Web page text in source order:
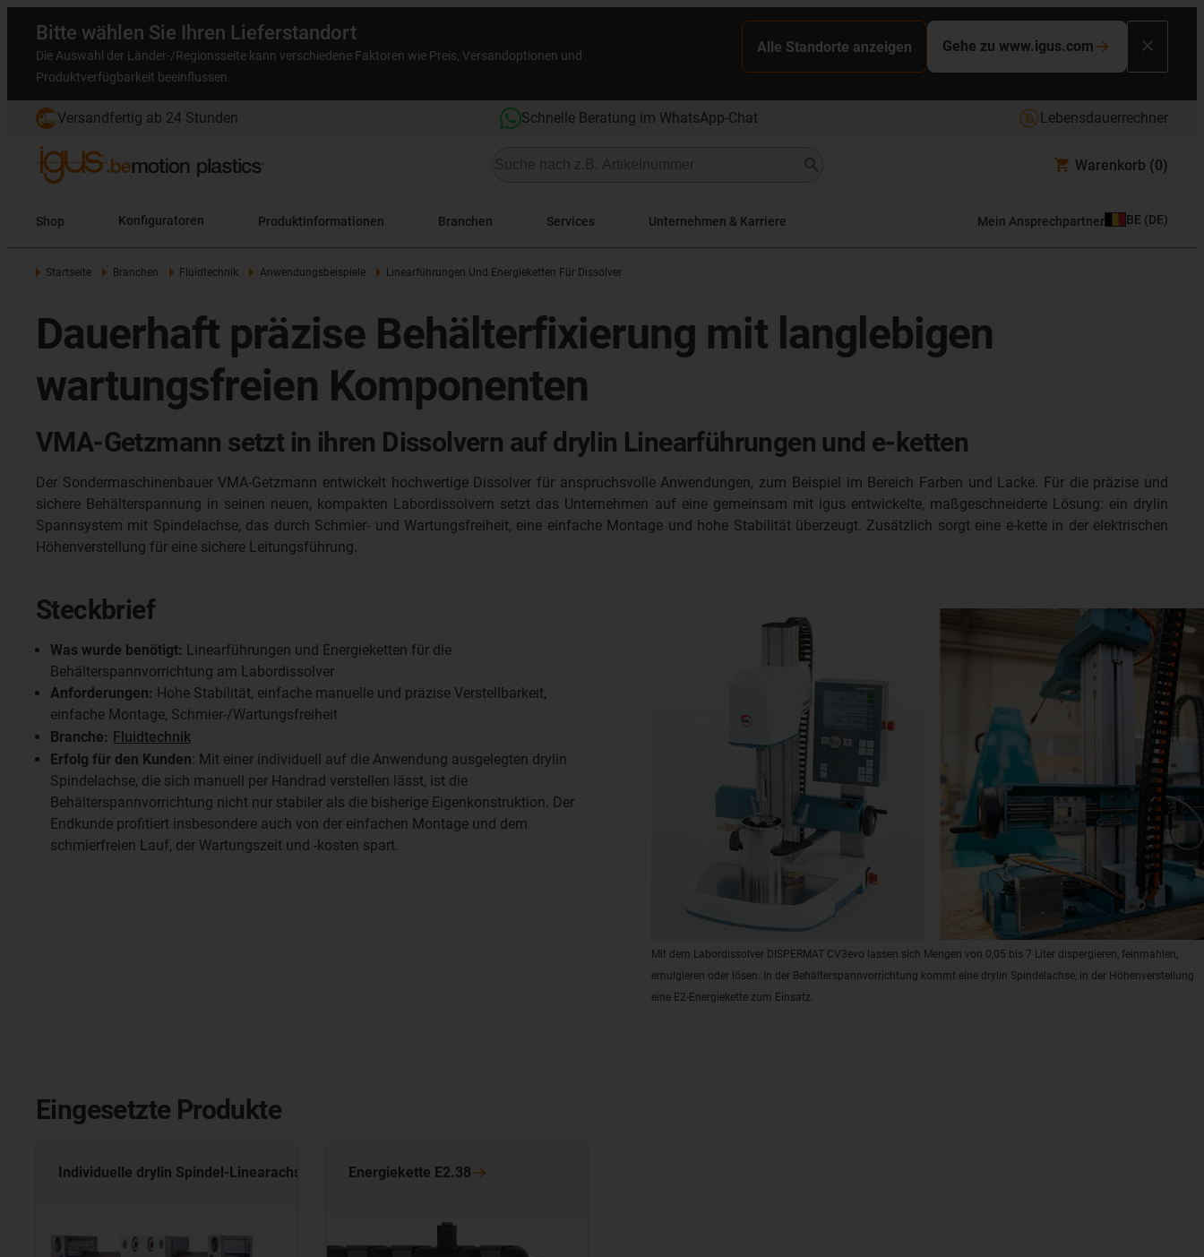
Bitte wählen Sie Ihren Lieferstandort
Die Auswahl der Länder-/Regionsseite kann verschiedene Faktoren wie Preis, Versandoptionen und
Produktverfügbarkeit beeinflussen.
Alle Standorte anzeigen Gehe zu www.igus.com
Versandfertig ab 24 Stunden Schnelle Beratung im WhatsApp-Chat Lebensdauerrechner
Warenkorb (0)
Shop Konfiguratoren Produktinformationen Branchen Services Unternehmen & Karriere Mein Ansprechpartner BE (DE)
Startseite Branchen Fluidtechnik Anwendungsbeispiele Linearführungen Und Energieketten Für Dissolver
Dauerhaft präzise Behälterfixierung mit langlebigen
wartungsfreien Komponenten
VMA-Getzmann setzt in ihren Dissolvern auf drylin Linearführungen und e-ketten
Der Sondermaschinenbauer VMA-Getzmann entwickelt hochwertige Dissolver für anspruchsvolle Anwendungen, zum Beispiel im Bereich Farben und Lacke. Für die präzise und
sichere Behälterspannung in seinen neuen, kompakten Labordissolvern setzt das Unternehmen auf eine gemeinsam mit igus entwickelte, maßgeschneiderte Lösung: ein drylin
Spannsystem mit Spindelachse, das durch Schmier- und Wartungsfreiheit, eine einfache Montage und hohe Stabilität überzeugt. Zusätzlich sorgt eine e-kette in der elektrischen
Höhenverstellung für eine sichere Leitungsführung.
Mit dem Labordissolver DISPERMAT CV3evo lassen sich Mengen von 0,05 bis 7 Liter dispergieren, feinmahlen,
emulgieren oder lösen. In der Behälterspannvorrichtung kommt eine drylin Spindelachse, in der Höhenverstellung
eine E2-Energiekette zum Einsatz.
Steckbrief
Was wurde benötigt: Linearführungen und Energieketten für die
Behälterspannvorrichtung am Labordissolver
Anforderungen: Hohe Stabilität, einfache manuelle und präzise Verstellbarkeit,
einfache Montage, Schmier-/Wartungsfreiheit
Branche: Fluidtechnik
Erfolg für den Kunden: Mit einer individuell auf die Anwendung ausgelegten drylin
Spindelachse, die sich manuell per Handrad verstellen lässt, ist die
Behälterspannvorrichtung nicht nur stabiler als die bisherige Eigenkonstruktion. Der
Endkunde profitiert insbesondere auch von der einfachen Montage und dem
schmierfreien Lauf, der Wartungszeit und -kosten spart.
Eingesetzte Produkte
Individuelle drylin Spindel-Linearachse Energiekette E2.38